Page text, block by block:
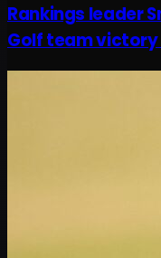
Rankings leader
Golf team